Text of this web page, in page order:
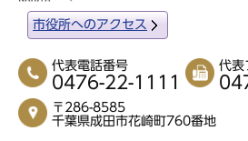
市役所へのアクセス
代表電話番号
0476-22-1111
代表
〒286-8585
千葉県成田市花崎町760番地